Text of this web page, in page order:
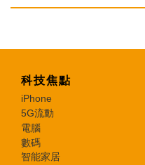
科技焦點
iPhone
5G流動
電腦
數碼
智能家居